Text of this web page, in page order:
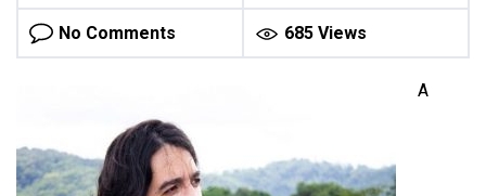
No Comments 685 Views
A